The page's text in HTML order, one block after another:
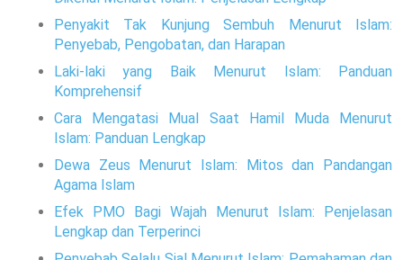
Penyakit Tak Kunjung Sembuh Menurut Islam:
Penyebab, Pengobatan, dan Harapan
Laki-laki yang Baik Menurut Islam: Panduan
Komprehensif
Cara Mengatasi Mual Saat Hamil Muda Menurut
Islam: Panduan Lengkap
Dewa Zeus Menurut Islam: Mitos dan Pandangan
Agama Islam
Efek PMO Bagi Wajah Menurut Islam: Penjelasan
Lengkap dan Terperinci